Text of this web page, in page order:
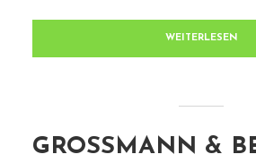
WEITERLESEN
GROSSMANN &